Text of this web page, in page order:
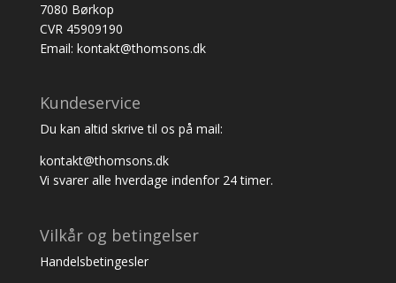
7080 Børkop
CVR 45909190
Email: kontakt@thomsons.dk
Kundeservice
Du kan altid skrive til os på mail:
kontakt@thomsons.dk
Vi svarer alle hverdage indenfor 24 timer.
Vilkår og betingelser
Handelsbetingesler